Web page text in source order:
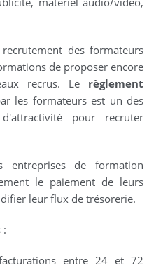
des formateurs
de proposer encore
recrus. Le règlement
les formateurs est un des
pour recruter
entreprises de formation
le paiement de leurs
leur flux de trésorerie.
:
entre 24 et 72